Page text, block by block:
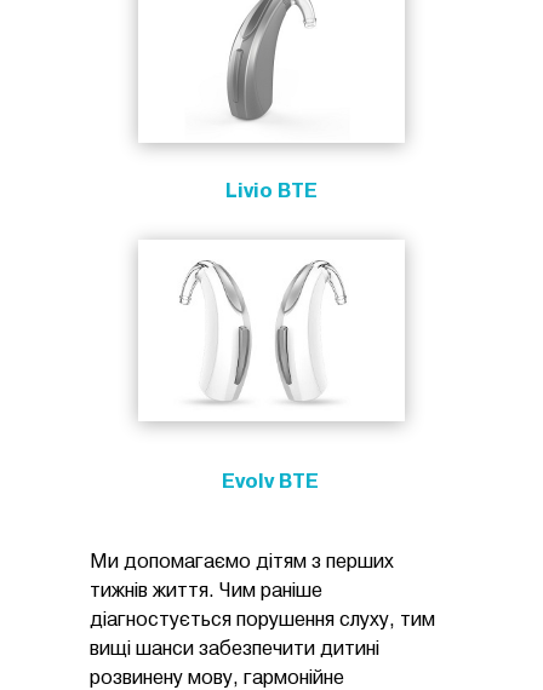
Ми допомагаємо дітям з перших
тижнів життя. Чим раніше
діагностується порушення слуху, тим
вищі шанси забезпечити дитині
розвинену мову, гармонійне
Livio BTE
Evolv BTE